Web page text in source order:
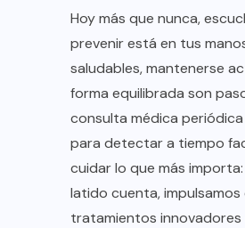
Hoy más que nunca,
prevenir está en tus
saludables, mantenerse
forma equilibrada son
consulta médica
para detectar a tiempo
cuidar lo que más
latido cuenta, impulsamos
tratamientos innovadores